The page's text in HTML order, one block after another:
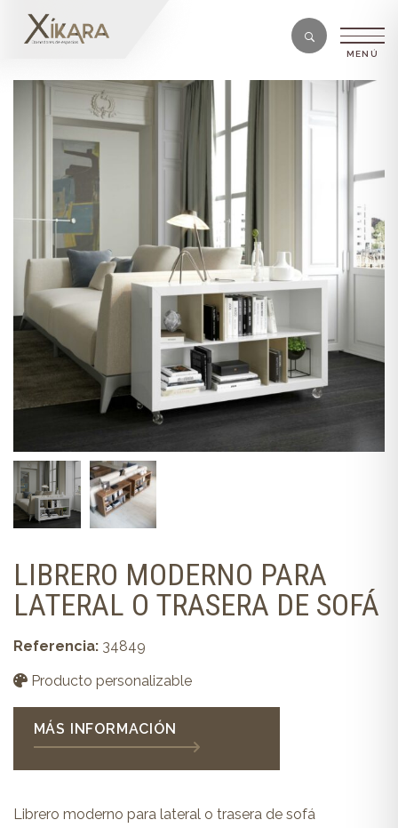
LIBRERO MODERNO PARA
LATERAL O TRASERA DE SOFÁ
Referencia: 34849
Producto personalizable
MÁS INFORMACIÓN
Librero moderno para lateral o trasera de sofá